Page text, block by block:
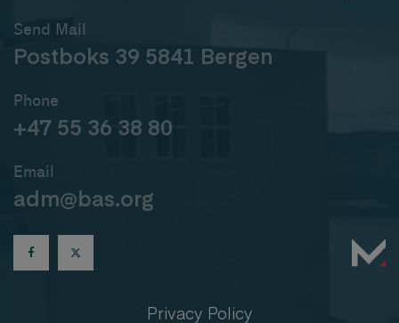
Send Mail
Postboks 39 5841 Bergen
Phone
+47 55 36 38 80
Email
adm@bas.org
Privacy Policy